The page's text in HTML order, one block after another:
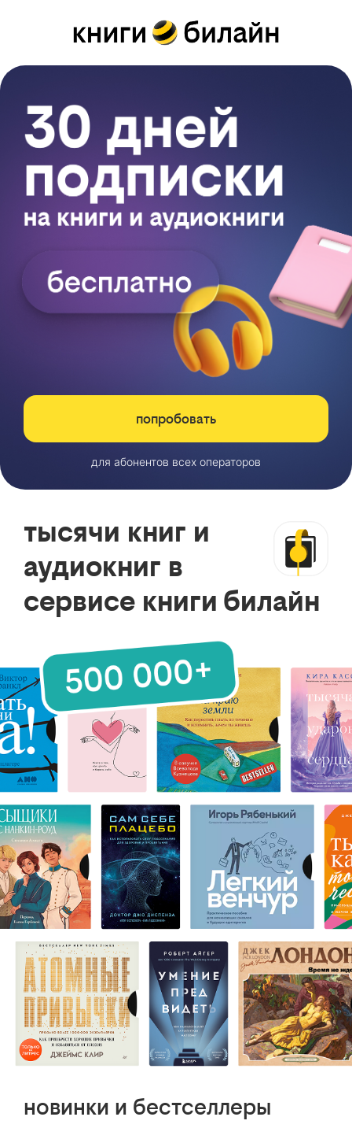
попробовать
для абонентов всех операторов
тысячи книг и
аудиокниг в
сервисе книги билайн
новинки и бестселлеры